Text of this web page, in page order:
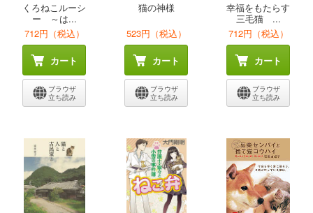
くろねこルーシ
ー ～は...
712円（税込）
カート
ブラウザ
立ち読み
猫の神様
523円（税込）
カート
ブラウザ
立ち読み
幸福をもたらす
三毛猫 ...
712円（税込）
カート
ブラウザ
立ち読み